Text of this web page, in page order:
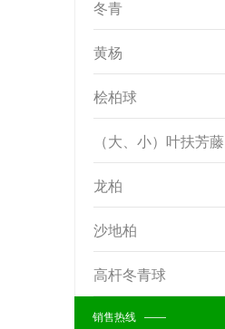
冬青
黄杨
桧柏球
（大、小）叶扶芳藤
龙柏
沙地柏
高杆冬青球
销售热线 ——